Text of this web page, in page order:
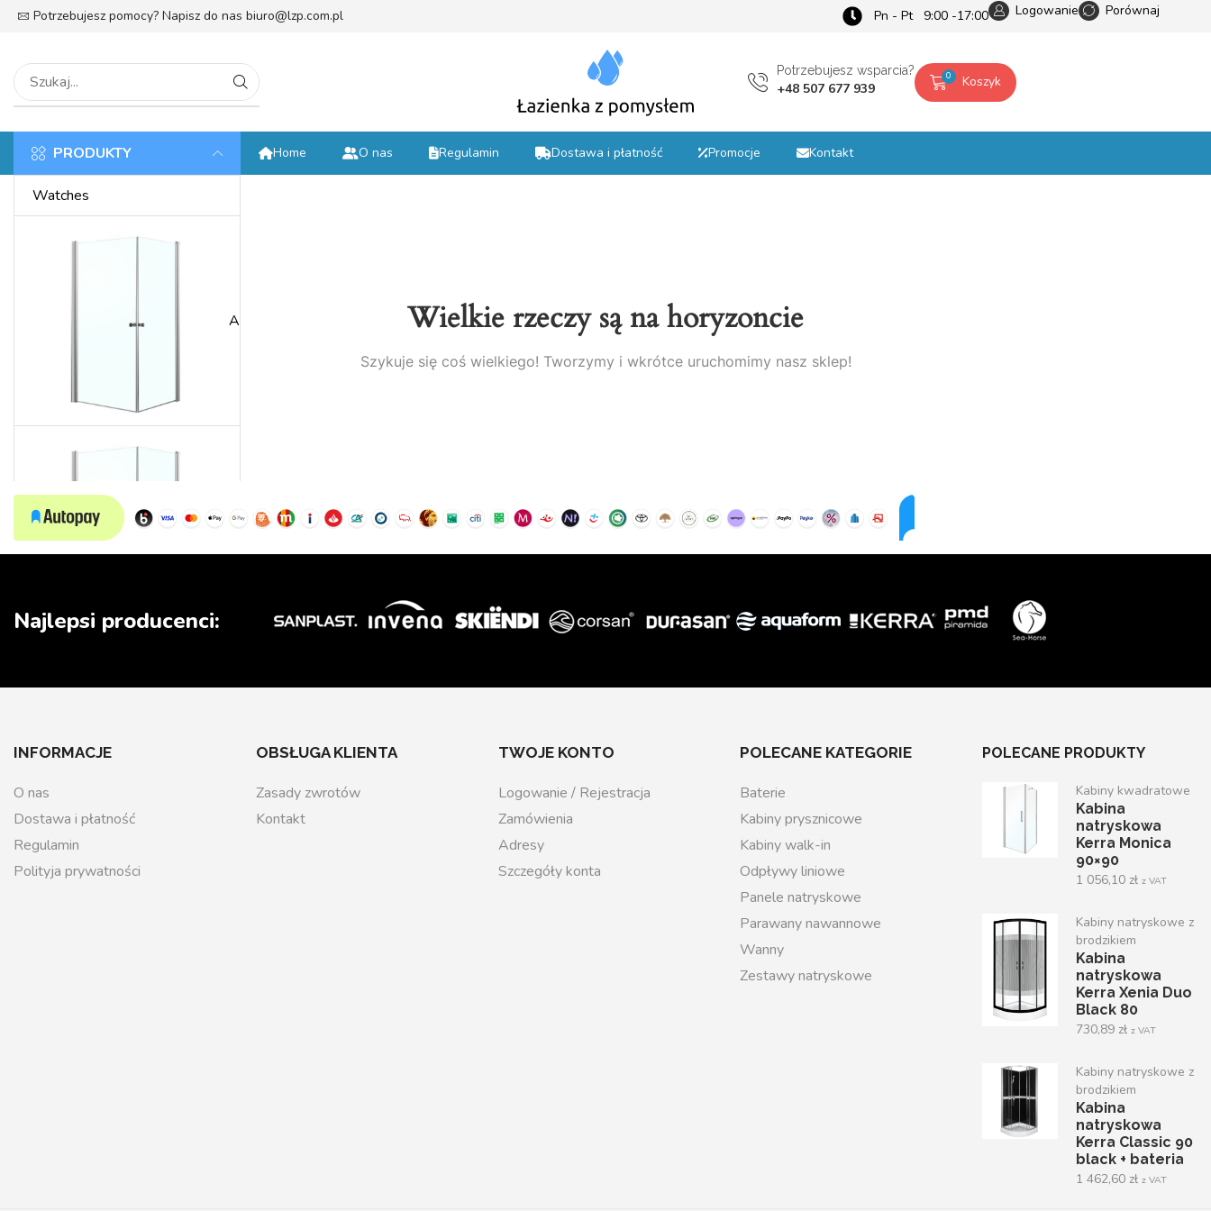
Potrzebujesz pomocy? Napisz do nas biuro@lzp.com.pl Pn - Pt 9:00 -17:00 Logowanie Porównaj
Potrzebujesz wsparcia?
+48 507 677 939
0 Koszyk
PRODUKTY
Watches
Anniversary
Wedding
Home O nas Regulamin Dostawa i płatność Promocje Kontakt
Wielkie rzeczy są na horyzoncie
Szykuje się coś wielkiego! Tworzymy i wkrótce uruchomimy nasz sklep!
Najlepsi producenci:
INFORMACJE
O nas
Dostawa i płatność
Regulamin
Polityja prywatności
OBSŁUGA KLIENTA
Zasady zwrotów
Kontakt
TWOJE KONTO
Logowanie / Rejestracja
Zamówienia
Adresy
Szczegóły konta
POLECANE KATEGORIE
Baterie
Kabiny prysznicowe
Kabiny walk-in
Odpływy liniowe
Panele natryskowe
Parawany nawannowe
Wanny
Zestawy natryskowe
POLECANE PRODUKTY
Kabiny kwadratowe
Kabina
natryskowa
Kerra Monica
90×90
1 056,10 zł z VAT
Kabiny natryskowe z
brodzikiem
Kabina
natryskowa
Kerra Xenia Duo
Black 80
730,89 zł z VAT
Kabiny natryskowe z
brodzikiem
Kabina
natryskowa
Kerra Classic 90
black + bateria
1 462,60 zł z VAT